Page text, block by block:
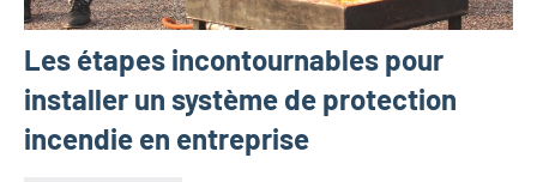
Les étapes incontournables pour
installer un système de protection
incendie en entreprise